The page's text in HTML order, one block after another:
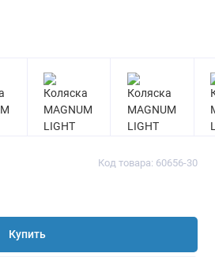
Код товара: 60656-30
Купить